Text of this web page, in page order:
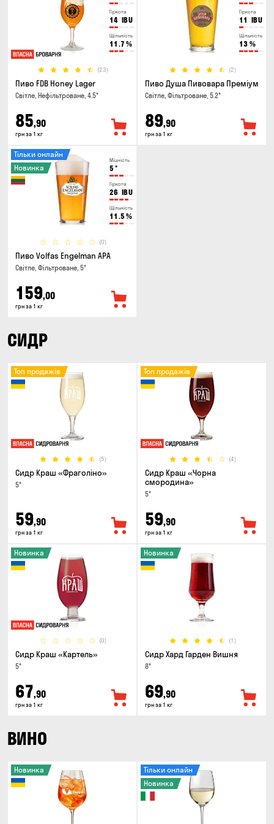
Гіркота
14 IBU
Щільність
11.7 %
(23)
Пиво FDB Honey Lager
Світле, Нефільтроване, 4.5°
85,90
грн за 1 кг
Гіркота
11 IBU
Щільність
13 %
(2)
Пиво Душа Пивовара Преміум
Світле, Фільтроване, 5.2°
89,90
грн за 1 кг
Міцність
5 °
Гіркота
26 IBU
Щільність
11.5 %
(0)
Тільки онлайн
Новинка
Пиво Volfas Engelman APA
Світле, Фільтроване, 5°
159,00
грн за 1 кг
СИДР
(5)
Топ продажів
Сидр Краш «Фраголіно»
5°
59,90
грн за 1 кг
(4)
Топ продажів
Сидр Краш «Чорна
смородина»
5°
59,90
грн за 1 кг
(0)
Новинка
Сидр Краш «Картель»
5°
67,90
грн за 1 кг
(1)
Новинка
Сидр Хард Гарден Вишня
8°
69,90
грн за 1 кг
ВИНО
Новинка
Тільки онлайн
Новинка